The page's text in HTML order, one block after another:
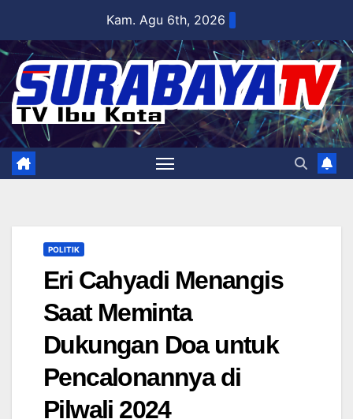
content
Kam. Agu 6th, 2026
POLITIK
Eri Cahyadi Menangis
Saat Meminta
Dukungan Doa untuk
Pencalonannya di
Pilwali 2024